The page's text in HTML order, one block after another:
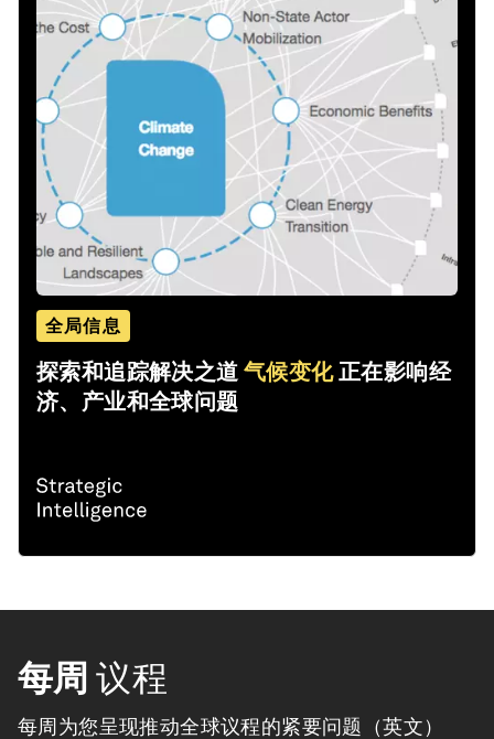
全局信息
探索和追踪解决之道气候变化正在影响经
济、产业和全球问题
每周 议程
每周为您呈现推动全球议程的紧要问题（英文）